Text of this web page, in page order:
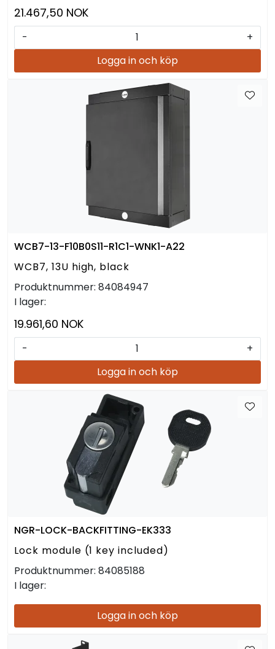
21.467,50 NOK
-
+
Logga in och köp
WCB7-13-F10B0S11-R1C1-WNK1-A22
WCB7, 13U high, black
Produktnummer: 84084947
I lager:
19.961,60 NOK
-
+
Logga in och köp
NGR-LOCK-BACKFITTING-EK333
Lock module (1 key included)
Produktnummer: 84085188
I lager:
Logga in och köp